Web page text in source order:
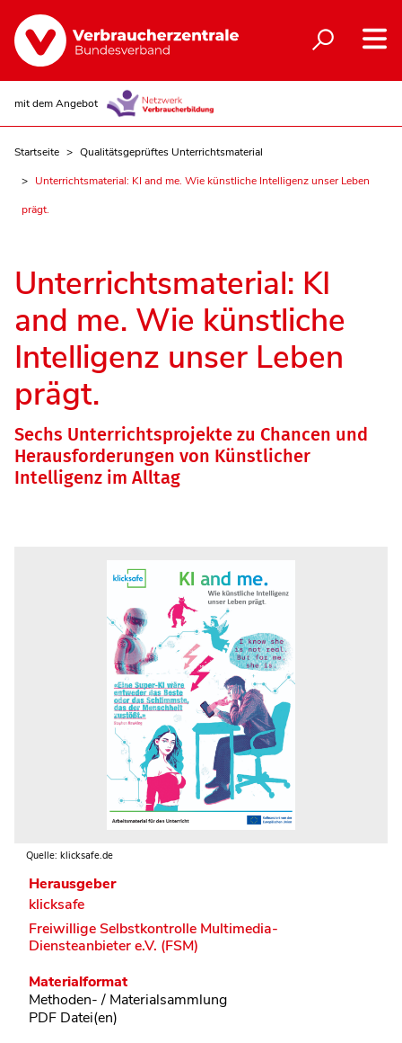
mit dem Angebot
Startseite
Qualitätsgeprüftes Unterrichtsmaterial
Unterrichtsmaterial: KI and me. Wie künstliche Intelligenz unser Leben
prägt.
Unterrichtsmaterial: KI
and me. Wie künstliche
Intelligenz unser Leben
prägt.
Sechs Unterrichtsprojekte zu Chancen und
Herausforderungen von Künstlicher
Intelligenz im Alltag
Quelle: klicksafe.de
Herausgeber
klicksafe
Freiwillige Selbstkontrolle Multimedia-
Diensteanbieter e.V. (FSM)
Materialformat
Methoden- / Materialsammlung
PDF Datei(en)